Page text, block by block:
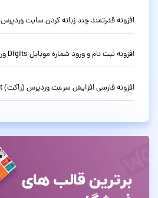
افزونه قدرتمند چند زبانه کردن سایت وردپرس WPML نسخه 4.9.6
افزونه ثبت نام و ورود شماره موبایل Digits وردپرس نسخه 9.2
افزونه فارسی افزایش سرعت وردپرس (راکت) WP Rocket نسخه 3.23.1